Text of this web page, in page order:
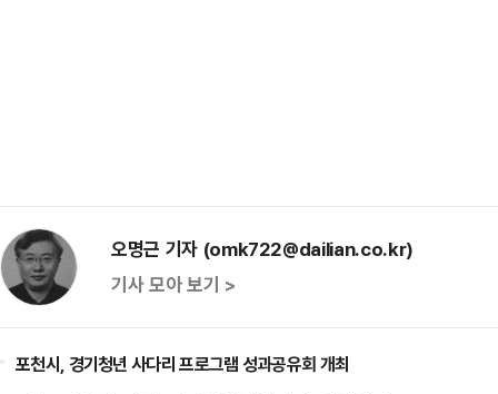
오명근 기자 (omk722@dailian.co.kr)
기사 모아 보기 >
포천시, 경기청년 사다리 프로그램 성과공유회 개최